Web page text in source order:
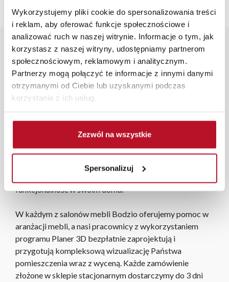
Wykorzystujemy pliki cookie do spersonalizowania treści
i reklam, aby oferować funkcje społecznościowe i
analizować ruch w naszej witrynie. Informacje o tym, jak
korzystasz z naszej witryny, udostępniamy partnerom
społecznościowym, reklamowym i analitycznym.
Partnerzy mogą połączyć te informacje z innymi danymi
otrzymanymi od Ciebie lub uzyskanymi podczas
korzystania z ich usług.
Zezwól na wszystkie
Spersonalizuj
Opis produktu
Narożnik Lazur w kolorze plusz beż to stylowy i
praktyczny dodatek do każdego wnętrza. Jego
elegancki wygląd i ciepły odcień beżu wprowadzą
dzięki miękkim siedziskom i ergonomicznie
zaprojektowanym oparciom. Nowoczesny design i
staranne wykończenie czynią go idealnym wyborem dla
funkcjonalność w swoim domu.
W każdym z salonów mebli Bodzio oferujemy pomoc w
aranżacji mebli, a nasi pracownicy z wykorzystaniem
programu Planer 3D bezpłatnie zaprojektują i
przygotują kompleksową wizualizację Państwa
pomieszczenia wraz z wyceną. Każde zamówienie
złożone w sklepie stacjonarnym dostarczymy do 3 dni